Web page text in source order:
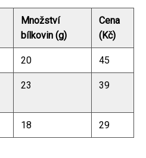
Množství
bílkovin (g)
Cena
(Kč)
20 45
23 39
18 29